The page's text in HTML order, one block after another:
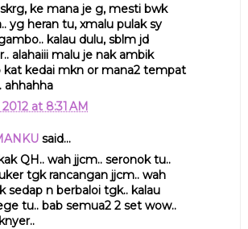
ke mana je g, mesti bwk
yg heran tu, xmalu pulak sy
kalau dulu, sblm jd
alahaiii malu je nak ambik
kat kedai mkn or mana2 tempat
ahhahha
at 8:31 AM
said...
QH.. wah jjcm.. seronok tu..
tgk rancangan jjcm.. wah
sedap n berbaloi tgk.. kalau
tu.. bab semua2 2 set wow..